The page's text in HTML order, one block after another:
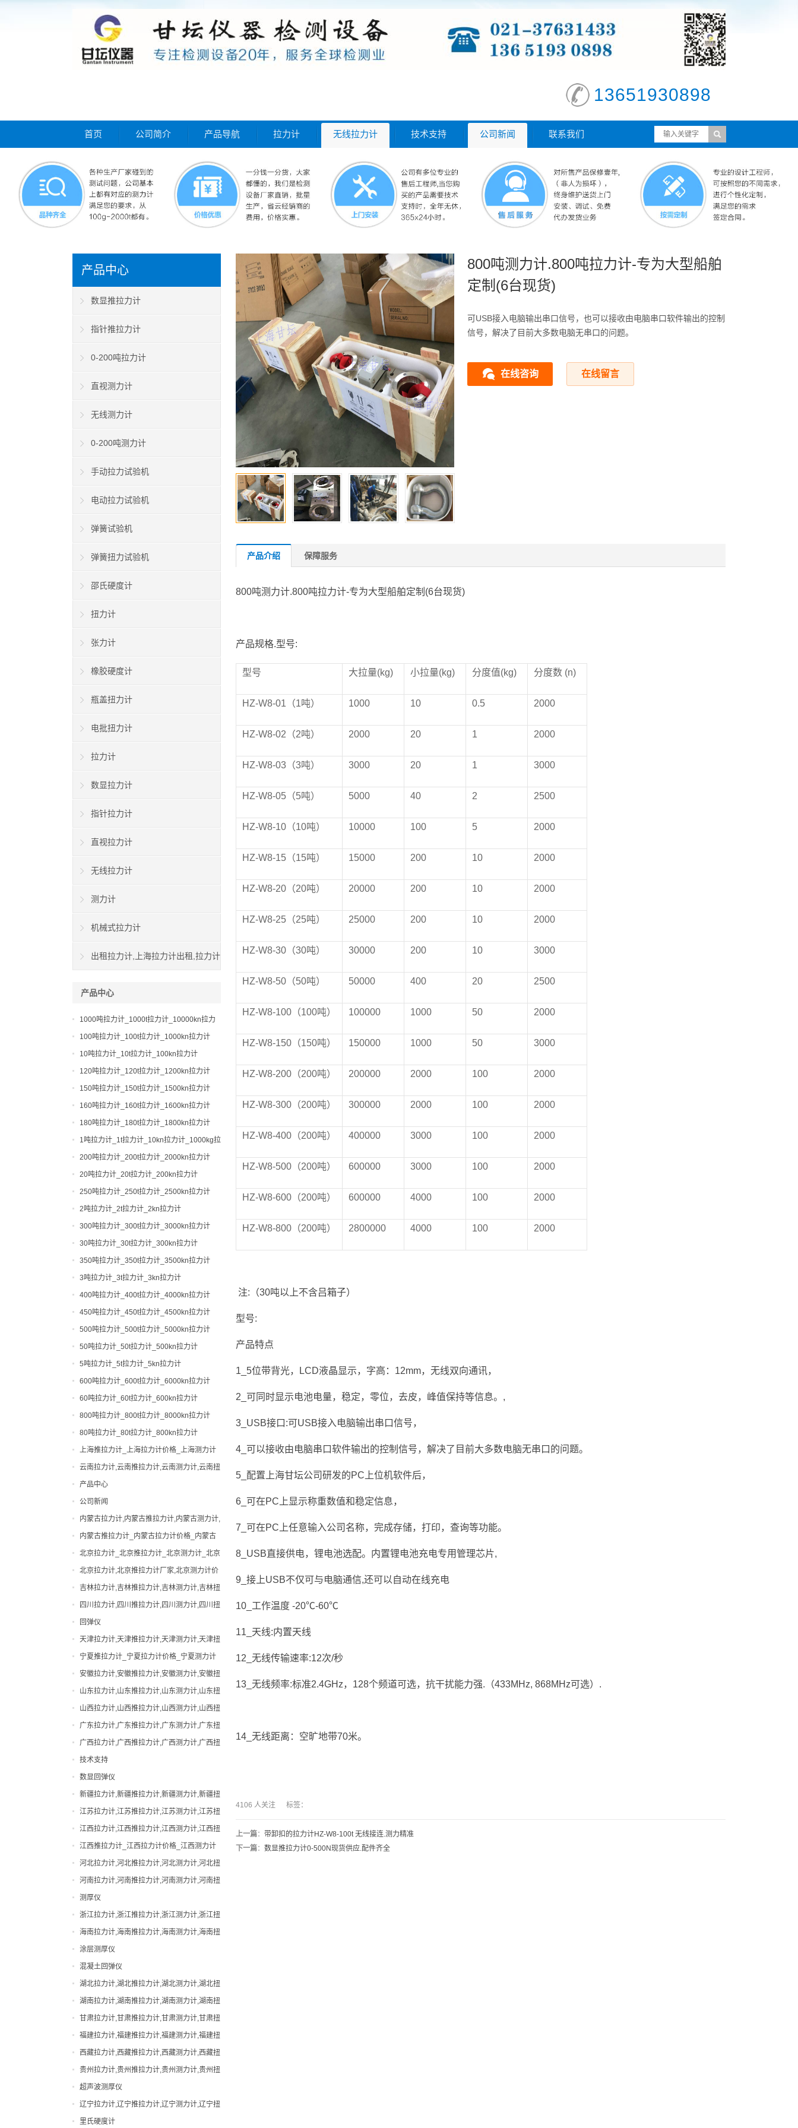
13651930898
首页 公司简介 产品导航 拉力计 无线拉力计 技术支持 公司新闻 联系我们
800吨测力计.800吨拉力计-专为大型船舶
定制(6台现货)
可USB接入电脑输出串口信号，也可以接收由电脑串口软件输出的控制
信号，解决了目前大多数电脑无串口的问题。
在线咨询 在线留言
产品介绍 保障服务
800吨测力计.800吨拉力计-专为大型船舶定制(6台现货)
产品规格.型号:
型号 大拉量(kg) 小拉量(kg) 分度值(kg) 分度数 (n)
HZ-W8-01（1吨） 1000 10 0.5 2000
HZ-W8-02（2吨） 2000 20 1 2000
HZ-W8-03（3吨） 3000 20 1 3000
HZ-W8-05（5吨） 5000 40 2 2500
HZ-W8-10（10吨） 10000 100 5 2000
HZ-W8-15（15吨） 15000 200 10 2000
HZ-W8-20（20吨） 20000 200 10 2000
HZ-W8-25（25吨） 25000 200 10 2000
HZ-W8-30（30吨） 30000 200 10 3000
HZ-W8-50（50吨） 50000 400 20 2500
HZ-W8-100（100吨） 100000 1000 50 2000
HZ-W8-150（150吨） 150000 1000 50 3000
HZ-W8-200（200吨） 200000 2000 100 2000
HZ-W8-300（200吨） 300000 2000 100 2000
HZ-W8-400（200吨） 400000 3000 100 2000
HZ-W8-500（200吨） 600000 3000 100 2000
HZ-W8-600（200吨） 600000 4000 100 2000
HZ-W8-800（200吨） 2800000 4000 100 2000
注:（30吨以上不含吕箱子）
型号:
产品特点
1_5位带背光，LCD液晶显示，字高：12mm，无线双向通讯，
2_ 可同时显示电池电量，稳定，零位，去皮，峰值保持等信息。,
3_ USB接口:可USB接入电脑输出串口信号，
4_ 可以接收由电脑串口软件输出的控制信号，解决了目前大多数电脑无串口的问题。
5_ 配置上海甘坛公司研发的PC上位机软件后，
6_ 可在PC上显示称重数值和稳定信息，
7_ 可在PC上任意输入公司名称，完成存储，打印，查询等功能。
8_ USB直接供电，锂电池选配。内置锂电池充电专用管理芯片,
9_ 接上USB不仅可与电脑通信,还可以自动在线充电
10_ 工作温度 -20℃-60℃
11_ 天线:内置天线
12_ 无线传输速率:12次/秒
13_ 无线频率:标准2.4GHz，128个频道可选，抗干扰能力强.（433MHz, 868MHz可选）.
14_ 无线距离：空旷地带70米。
4106 人关注 标签：
上一篇： 带卸扣的拉力计HZ-W8-100t 无线接连.测力精准
下一篇： 数显推拉力计0-500N现货供应.配件齐全
产品中心
数显推拉力计
指针推拉力计
0-200吨拉力计
直视测力计
无线测力计
0-200吨测力计
手动拉力试验机
电动拉力试验机
弹簧试验机
弹簧扭力试验机
邵氏硬度计
扭力计
张力计
橡胶硬度计
瓶盖扭力计
电批扭力计
拉力计
数显拉力计
指针拉力计
直视拉力计
无线拉力计
测力计
机械式拉力计
出租拉力计,上海拉力计出租,拉力计
产品中心
1000吨拉力计_1000t拉力计_10000kn拉力
计
100吨拉力计_100t拉力计_1000kn拉力计
10吨拉力计_10t拉力计_100kn拉力计
120吨拉力计_120t拉力计_1200kn拉力计
150吨拉力计_150t拉力计_1500kn拉力计
160吨拉力计_160t拉力计_1600kn拉力计
180吨拉力计_180t拉力计_1800kn拉力计
1吨拉力计_1t拉力计_10kn拉力计_1000kg拉
力计
200吨拉力计_200t拉力计_2000kn拉力计
20吨拉力计_20t拉力计_200kn拉力计
250吨拉力计_250t拉力计_2500kn拉力计
2吨拉力计_2t拉力计_2kn拉力计
300吨拉力计_300t拉力计_3000kn拉力计
30吨拉力计_30t拉力计_300kn拉力计
350吨拉力计_350t拉力计_3500kn拉力计
3吨拉力计_3t拉力计_3kn拉力计
400吨拉力计_400t拉力计_4000kn拉力计
450吨拉力计_450t拉力计_4500kn拉力计
500吨拉力计_500t拉力计_5000kn拉力计
50吨拉力计_50t拉力计_500kn拉力计
5吨拉力计_5t拉力计_5kn拉力计
600吨拉力计_600t拉力计_6000kn拉力计
60吨拉力计_60t拉力计_600kn拉力计
800吨拉力计_800t拉力计_8000kn拉力计
80吨拉力计_80t拉力计_800kn拉力计
上海推拉力计_上海拉力计价格_上海测力计
厂家|型号
云南拉力计,云南推拉力计,云南测力计,云南扭
力计,云南邵氏硬度计
产品中心
0-200吨拉力计
0-200吨测力计
出租拉力计,上海拉力计出租,拉力计租赁,船
用拉力计出租
张力计
弹簧扭力试验机
弹簧试验机
手动拉力试验机
扭力计
拉力计
指针拉力计
指针推拉力计
数显拉力计
数显推拉力计
无线拉力计
无线测力计
机械式拉力计
橡胶硬度计
测力计
瓶盖扭力计
电动拉力试验机
电批扭力计
直视拉力计
直视测力计
邵氏硬度计
公司新闻
便携式硬度计
内蒙古拉力计,内蒙古推拉力计,内蒙古测力计,
内蒙古扭力计,内蒙古邵氏硬度计
内蒙古推拉力计_内蒙古拉力计价格_内蒙古
测力计厂家|型号
北京拉力计_北京推拉力计_北京测力计_北京
扭力计_北京硬度计
北京拉力计,北京推拉力计厂家,北京测力计价
格
吉林拉力计,吉林推拉力计,吉林测力计,吉林扭
力计,吉林邵氏硬度计
四川拉力计,四川推拉力计,四川测力计,四川扭
力计,四川邵氏硬度计
回弹仪
天津拉力计,天津推拉力计,天津测力计,天津扭
力计,天津邵氏硬度计
宁夏推拉力计_宁夏拉力计价格_宁夏测力计
厂家|型号
安徽拉力计,安徽推拉力计,安徽测力计,安徽扭
力计,安徽邵氏硬度计
山东拉力计,山东推拉力计,山东测力计,山东扭
力计,山东邵氏硬度计
山西拉力计,山西推拉力计,山西测力计,山西扭
力计,山西邵氏硬度计
广东拉力计,广东推拉力计,广东测力计,广东扭
力计,广东邵氏硬度计
广西拉力计,广西推拉力计,广西测力计,广西扭
力计,广西邵氏硬度计
技术支持
数显回弹仪
新疆拉力计,新疆推拉力计,新疆测力计,新疆扭
力计,新疆邵氏硬度计
江苏拉力计,江苏推拉力计,江苏测力计,江苏扭
力计,江苏邵氏硬度计
江西拉力计,江西推拉力计,江西测力计,江西扭
力计,江西邵氏硬度计
江西推拉力计_江西拉力计价格_江西测力计
厂家|型号
河北拉力计,河北推拉力计,河北测力计,河北扭
力计,河北邵氏硬度计
河南拉力计,河南推拉力计,河南测力计,河南扭
力计,河南邵氏硬度计
测厚仪
浙江拉力计,浙江推拉力计,浙江测力计,浙江扭
力计,浙江邵氏硬度计
海南拉力计,海南推拉力计,海南测力计,海南扭
力计,海南邵氏硬度计
涂层测厚仪
混凝土回弹仪
湖北拉力计,湖北推拉力计,湖北测力计,湖北扭
力计,湖北邵氏硬度计
湖南拉力计,湖南推拉力计,湖南测力计,湖南扭
力计,湖南邵氏硬度计
甘肃拉力计,甘肃推拉力计,甘肃测力计,甘肃扭
力计,甘肃邵氏硬度计
福建拉力计,福建推拉力计,福建测力计,福建扭
力计,福建邵氏硬度计
西藏拉力计,西藏推拉力计,西藏测力计,西藏扭
力计,西藏邵氏硬度计
贵州拉力计,贵州推拉力计,贵州测力计,贵州扭
力计,贵州邵氏硬度计
超声波测厚仪
辽宁拉力计,辽宁推拉力计,辽宁测力计,辽宁扭
力计,辽宁邵氏硬度计
里氏硬度计